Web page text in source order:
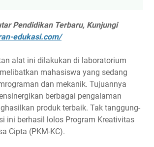
Pendidikan Terbaru, Kunjungi
edukasi.com/
alat ini dilakukan di laboratorium
mahasiswa yang sedang
dan mekanik. Tujuannya
berbagai pengalaman
produk terbaik. Tak tanggung-
ini berhasil lolos Program Kreativitas
Cipta (PKM-KC).